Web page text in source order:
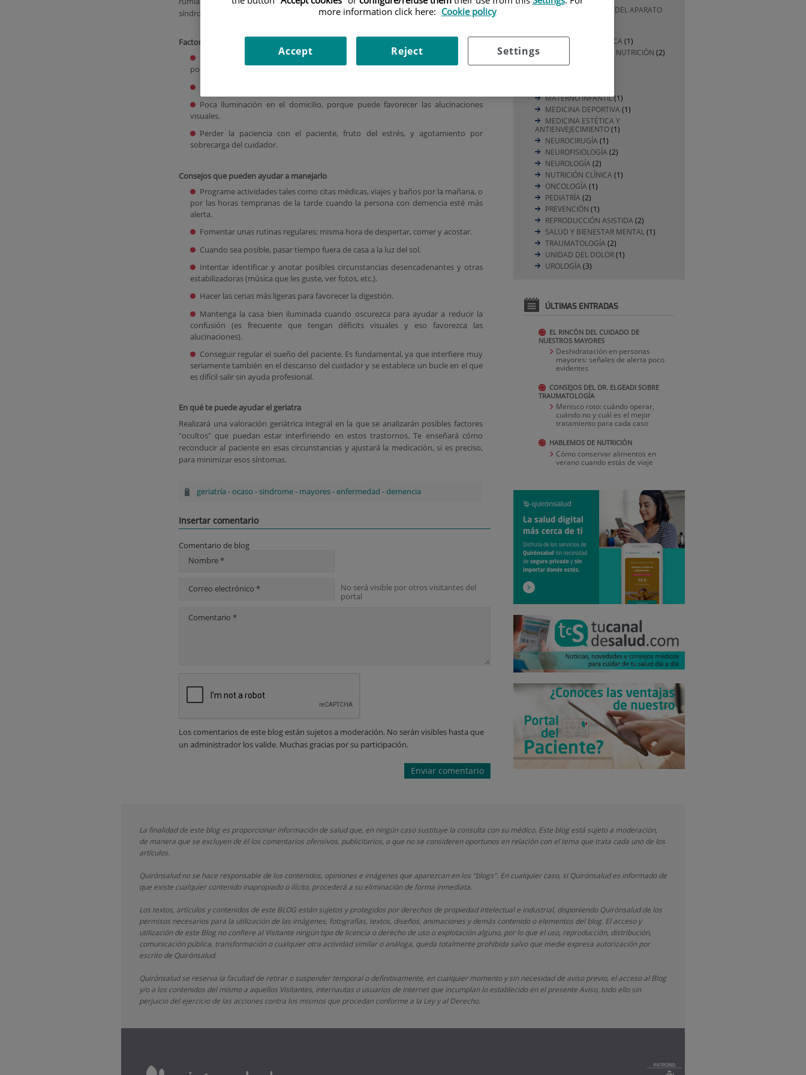
síndrome, pero aparece con más frecuencia conforme la enfermedad va avanzando.
Factores favorecedores del síndrome del ocaso
Invertir el ritmo circadiano dejándolos dormir durante más horas de la cuenta
por el día.
Poca iluminación en el domicilio, porque puede favorecer las alucinaciones
visuales.
Perder la paciencia con el paciente, fruto del estrés, y agotamiento por
sobrecarga del cuidador.
Consejos que pueden ayudar a manejarlo
Programe actividades tales como citas médicas, viajes y baños por la mañana, o
por las horas tempranas de la tarde cuando la persona con demencia esté más
alerta.
Fomentar unas rutinas regulares: misma hora de despertar, comer y acostar.
Cuando sea posible, pasar tiempo fuera de casa a la luz del sol.
Intentar identificar y anotar posibles circunstancias desencadenantes y otras
estabilizadoras (música que les guste, ver fotos, etc.).
Hacer las cenas más ligeras para favorecer la digestión.
Mantenga la casa bien iluminada cuando oscurezca para ayudar a reducir la
confusión (es frecuente que tengan déficits visuales y eso favorezca las
alucinaciones).
Conseguir regular el sueño del paciente. Es fundamental, ya que interfiere muy
seriamente también en el descanso del cuidador y se establece un bucle en el que
es difícil salir sin ayuda profesional.
En qué te puede ayudar el geriatra
Realizará una valoración geriátrica integral en la que se analizarán posibles factores
"ocultos" que puedan estar interfiriendo en estos trastornos. Te enseñará cómo
reconducir al paciente en esas circunstancias y ajustará la medicación, si es preciso,
para minimizar esos síntomas.
geriatría -ocaso -sindrome- mayores-enfermedad -demencia
Insertar comentario
Comentario de blog
Nombre *
Correo electrónico *
No será visible por otros visitantes del
portal
Comentario *
Los comentarios de este blog están sujetos a moderación. No serán visibles hasta que
un administrador los valide. Muchas gracias por su participación.
CIRUGÍA GENERAL Y DEL APARATO
DIVULGACIÓN MÉDICA(1)
ENDOCRINOLOGÍA Y NUTRICIÓN (2)
ENFERMERÍA
MATERNO INFANTIL(1)
MEDICINA DEPORTIVA(1)
MEDICINA ESTÉTICA Y
ANTIENVEJECIMIENTO(1)
NEUROCIRUGÍA(1)
NEUROFISIOLOGÍA(2)
NEUROLOGÍA(2)
NUTRICIÓN CLÍNICA(1)
ONCOLOGÍA(1)
PEDIATRÍA(2)
PREVENCIÓN (1)
REPRODUCCIÓN ASISTIDA(2)
SALUD Y BIENESTAR MENTAL(1)
TRAUMATOLOGÍA(2)
UNIDAD DEL DOLOR(1)
UROLOGÍA(3)
ÚLTIMAS ENTRADAS
EL RINCÓN DEL CUIDADO DE
NUESTROS MAYORES
Deshidratación en personas
mayores: señales de alerta poco
evidentes
CONSEJOS DEL DR. ELGEADI SOBRE
TRAUMATOLOGÍA
Menisco roto: cuándo operar,
cuándo no y cuál es el mejor
tratamiento para cada caso
HABLEMOS DE NUTRICIÓN
Cómo conservar alimentos en
verano cuando estás de viaje
La finalidad de este blog es proporcionar información de salud que, en ningún caso sustituye la consulta con su médico. Este blog está sujeto a moderación,
de manera que se excluyen de él los comentarios ofensivos, publicitarios, o que no se consideren oportunos en relación con el tema que trata cada uno de los
artículos.
Quirónsaludno se hace responsable de los contenidos, opiniones e imágenes que aparezcan en los "blogs". En cualquier caso, si Quirónsaludes informado de
que existe cualquier contenido inapropiado o ilícito, procederá a su eliminación de forma inmediata.
Los textos, artículos y contenidos de este BLOG están sujetos y protegidos por derechos de propiedad intelectual e industrial, disponiendoQuirónsaludde los
permisos necesarios para la utilización de las imágenes, fotografías, textos, diseños, animaciones y demás contenido o elementos del blog. El acceso y
utilización de este Blog no confiere al Visitante ningún tipo de licencia o derecho de uso o explotación alguno, por lo que el uso, reproducción, distribución,
comunicación pública, transformación o cualquier otra actividad similar o análoga, queda totalmente prohibida salvo que medie expresa autorización por
escrito de Quirónsalud.
Quirónsaludse reserva la facultad de retirar o suspender temporal o definitivamente, en cualquier momento y sin necesidad de aviso previo, el acceso al Blog
y/o a los contenidos del mismo a aquellos Visitantes, internautas o usuarios de internet que incumplan lo establecido en el presente Aviso, todo ello sin
perjuicio del ejercicio de las acciones contra los mismos que procedan conforme a la Ley y al Derecho.
more information click here: Cookie policy
Settings
Reject
Accept